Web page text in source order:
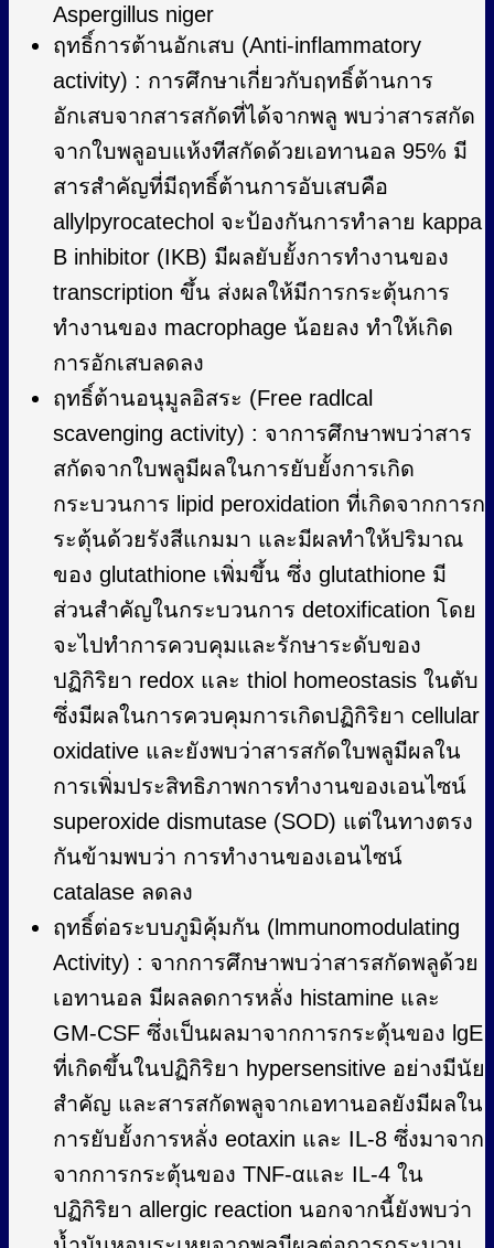
Aspergillus niger
ฤทธิ์การต้านอักเสบ (Anti-inflammatory
activity) : การศึกษาเกี่ยวกับฤทธิ์ต้านการ
อักเสบจากสารสกัดที่ได้จากพลู พบว่าสารสกัด
จากใบพลูอบแห้งทีสกัดด้วยเอทานอล 95% มี
สารสำคัญที่มีฤทธิ์ต้านการอับเสบคือ
allylpyrocatechol จะป้องกันการทำลาย kappa
B inhibitor (IKB) มีผลยับยั้งการทำงานของ
transcription ขึ้น ส่งผลให้มีการกระตุ้นการ
ทำงานของ macrophage น้อยลง ทำให้เกิด
การอักเสบลดลง
ฤทธิ์ต้านอนุมูลอิสระ (Free radlcal
scavenging activity) : จาการศึกษาพบว่าสาร
สกัดจากใบพลูมีผลในการยับยั้งการเกิด
กระบวนการ lipid peroxidation ที่เกิดจากการก
ระตุ้นด้วยรังสีแกมมา และมีผลทำให้ปริมาณ
ของ glutathione เพิ่มขึ้น ซึ่ง glutathione มี
ส่วนสำคัญในกระบวนการ detoxification โดย
จะไปทำการควบคุมและรักษาระดับของ
ปฏิกิริยา redox และ thiol homeostasis ในตับ
ซึ่งมีผลในการควบคุมการเกิดปฏิกิริยา cellular
oxidative และยังพบว่าสารสกัดใบพลูมีผลใน
การเพิ่มประสิทธิภาพการทำงานของเอนไซน์
superoxide dismutase (SOD) แต่ในทางตรง
กันข้ามพบว่า การทำงานของเอนไซน์
catalase ลดลง
ฤทธิ์ต่อระบบภูมิคุ้มกัน (lmmunomodulating
Activity) : จากการศึกษาพบว่าสารสกัดพลูด้วย
เอทานอล มีผลลดการหลั่ง histamine และ
GM-CSF ซึ่งเป็นผลมาจากการกระตุ้นของ lgE
ที่เกิดขึ้นในปฏิกิริยา hypersensitive อย่างมีนัย
สำคัญ และสารสกัดพลูจากเอทานอลยังมีผลใน
การยับยั้งการหลั่ง eotaxin และ IL-8 ซึ่งมาจาก
จากการกระตุ้นของ TNF-αและ IL-4 ใน
ปฏิกิริยา allergic reaction นอกจากนี้ยังพบว่า